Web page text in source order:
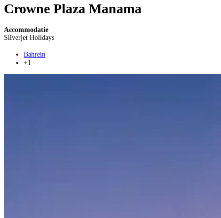
Crowne Plaza Manama
Accommodatie
Silverjet Holidays
Bahrein
+1